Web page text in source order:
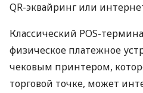
QR-эквайринг или
Классический POS-
физическое платежное
чековым принтером,
торговой точке, может